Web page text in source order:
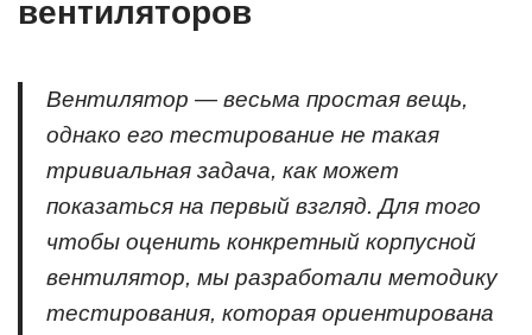
вентиляторов
Вентилятор — весьма простая вещь,
однако его тестирование не такая
тривиальная задача, как может
показаться на первый взгляд. Для того
чтобы оценить конкретный корпусной
вентилятор, мы разработали методику
тестирования, которая ориентирована